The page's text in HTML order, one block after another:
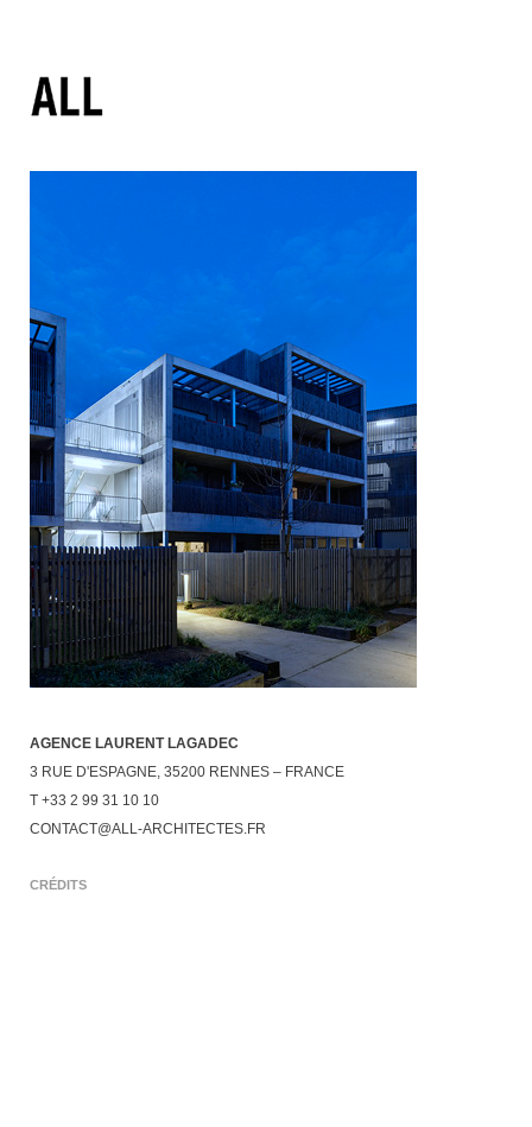
AGENCE LAURENT LAGADEC
3 RUE D'ESPAGNE, 35200 RENNES – FRANCE
T +33 2 99 31 10 10
CONTACT@ALL-ARCHITECTES.FR
CRÉDITS